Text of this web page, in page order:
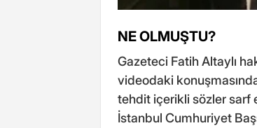
NE OLMUŞTU?
Gazeteci Fatih Altaylı
videodaki
tehdit içerikli sözler sarf
İstanbul Cumhuriyet